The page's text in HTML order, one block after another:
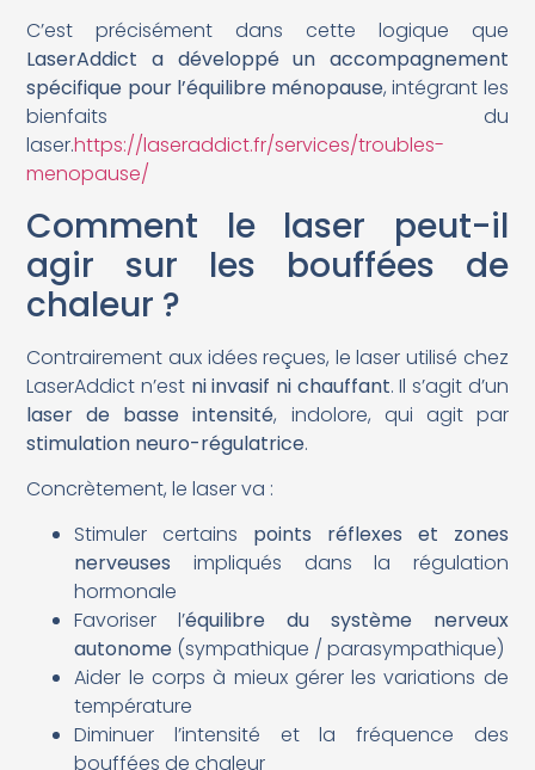
C’est précisément dans cette logique que
LaserAddict a développé un accompagnement
spécifique pour l’équilibre ménopause, intégrant les
bienfaits du
laser.https://laseraddict.fr/services/troubles-
menopause/
Comment le laser peut-il
agir sur les bouffées de
chaleur ?
Contrairement aux idées reçues, le laser utilisé chez
LaserAddict n’est ni invasif ni chauffant. Il s’agit d’un
laser de basse intensité, indolore, qui agit par
stimulation neuro-régulatrice.
Concrètement, le laser va :
Stimuler certains points réflexes et zones
nerveuses impliqués dans la régulation
hormonale
Favoriser l’équilibre du système nerveux
autonome (sympathique / parasympathique)
Aider le corps à mieux gérer les variations de
température
Diminuer l’intensité et la fréquence des
bouffées de chaleur